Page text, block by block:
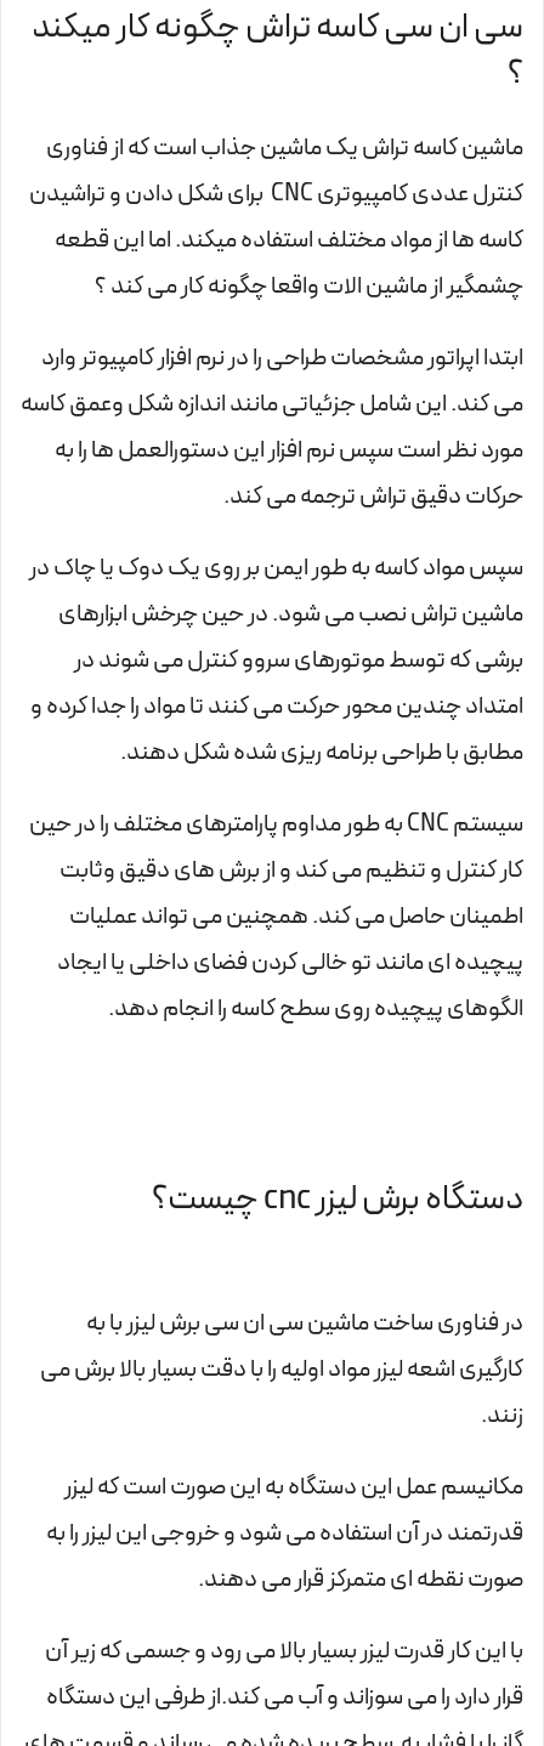
سی ان سی کاسه تراش چگونه کار میکند
؟
ماشین کاسه تراش یک ماشین جذاب است که از فناوری
کنترل عددی کامپیوتری CNC برای شکل دادن و تراشیدن
کاسه ها از مواد مختلف استفاده میکند. اما این قطعه
چشمگیر از ماشین الات واقعا چگونه کار می کند ؟
ابتدا اپراتور مشخصات طراحی را در نرم افزار کامپیوتر وارد
می کند. این شامل جزئیاتی مانند اندازه شکل وعمق کاسه
مورد نظر است سپس نرم افزار این دستورالعمل ها را به
حرکات دقیق تراش ترجمه می کند.
سپس مواد کاسه به طور ایمن بر روی یک دوک یا چاک در
ماشین تراش نصب می شود. در حین چرخش ابزارهای
برشی که توسط موتورهای سروو کنترل می شوند در
امتداد چندین محور حرکت می کنند تا مواد را جدا کرده و
مطابق با طراحی برنامه ریزی شده شکل دهند.
سیستم CNC به طور مداوم پارامترهای مختلف را در حین
کار کنترل و تنظیم می کند و از برش های دقیق وثابت
اطمینان حاصل می کند. همچنین می تواند عملیات
پیچیده ای مانند تو خالی کردن فضای داخلی یا ایجاد
الگوهای پیچیده روی سطح کاسه را انجام دهد.
دستگاه برش لیزر cnc چیست؟
در فناوری ساخت ماشین سی ان سی برش لیزر با به
کارگیری اشعه لیزر مواد اولیه را با دقت بسیار بالا برش می
زنند.
مکانیسم عمل این دستگاه به این صورت است که لیزر
قدرتمند در آن استفاده می شود و خروجی این لیزر را به
صورت نقطه ای متمرکز قرار می دهند.
با این کار قدرت لیزر بسیار بالا می رود و جسمی که زیر آن
قرار دارد را می سوزاند و آب می کند.از طرفی این دستگاه